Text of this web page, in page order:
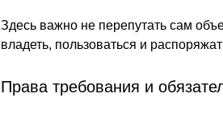
Здесь важно не перепутать сам
владеть, пользоваться и
Права требования и